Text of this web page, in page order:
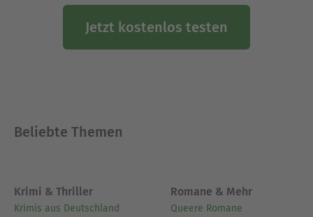
Jetzt kostenlos testen
Beliebte Themen
Krimi & Thriller
Krimis aus Deutschland
Romane & Mehr
Queere Romane